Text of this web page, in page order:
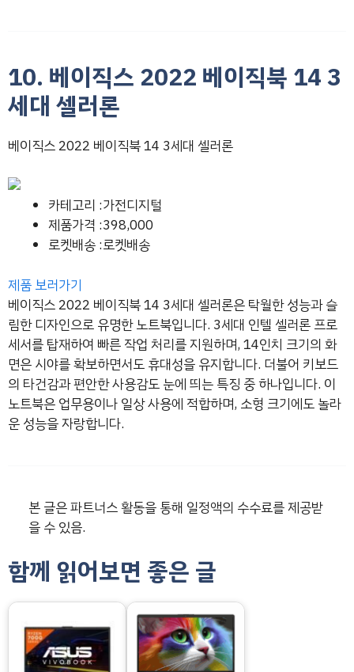
10. 베이직스 2022 베이직북 14 3
세대 셀러론
베이직스 2022 베이직북 14 3세대 셀러론
카테고리 :가전디지털
제품가격 :398,000
로켓배송 :로켓배송
제품 보러가기
베이직스 2022 베이직북 14 3세대 셀러론은 탁월한 성능과 슬
림한 디자인으로 유명한 노트북입니다. 3세대 인텔 셀러론 프로
세서를 탑재하여 빠른 작업 처리를 지원하며, 14인치 크기의 화
면은 시야를 확보하면서도 휴대성을 유지합니다. 더불어 키보드
의 타건감과 편안한 사용감도 눈에 띄는 특징 중 하나입니다. 이
노트북은 업무용이나 일상 사용에 적합하며, 소형 크기에도 놀라
운 성능을 자랑합니다.
본 글은 파트너스 활동을 통해 일정액의 수수료를 제공받
을 수 있음.
함께 읽어보면 좋은 글